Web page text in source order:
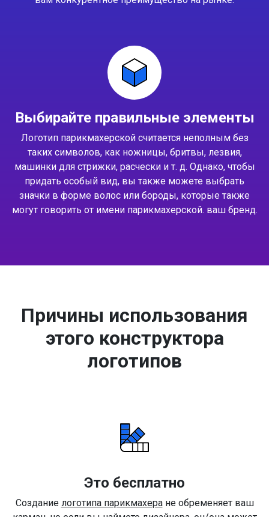
Выбирайте правильные элементы
Логотип парикмахерской считается неполным без
таких символов, как ножницы, бритвы, лезвия,
машинки для стрижки, расчески и т. д. Однако, чтобы
придать особый вид, вы также можете выбрать
значки в форме волос или бороды, которые также
могут говорить от имени парикмахерской. ваш бренд.
Причины использования
этого конструктора
логотипов
Это бесплатно
Создание логотипа парикмахеране обременяет ваш